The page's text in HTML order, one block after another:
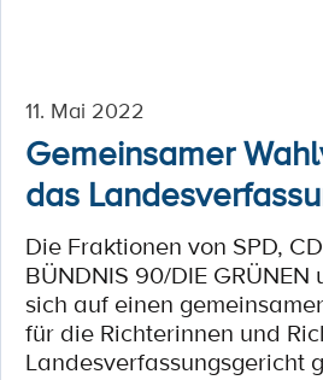
11. Mai 2022
Gemeinsamer
das
Die Fraktionen von SPD,
BÜNDNIS 90/DIE GRÜNEN
sich auf einen
für die Richterinnen und
Landesverfassungsgericht